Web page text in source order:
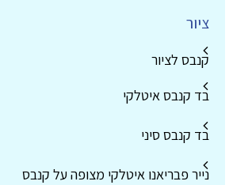
ציור
קנבס לציור
בד קנבס איטלקי
בד קנבס סיני
נייר פבריאנו איטלקי מצופה על קנבס